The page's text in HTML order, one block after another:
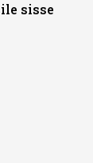
sisse